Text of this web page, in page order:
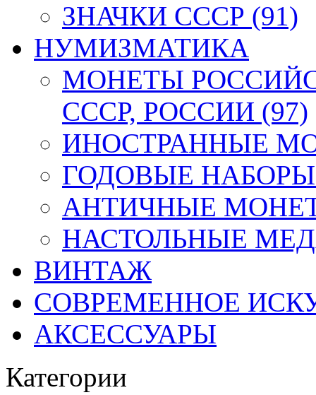
ЗНАЧКИ СССР (91)
НУМИЗМАТИКА
МОНЕТЫ
СССР, РОССИИ (97)
ИНОСТРАННЫЕ
ГОДОВЫЕ НАБОРЫ
АНТИЧНЫЕ
НАСТОЛЬНЫЕ
ВИНТАЖ
СОВРЕМЕННОЕ
АКСЕССУАРЫ
Категории